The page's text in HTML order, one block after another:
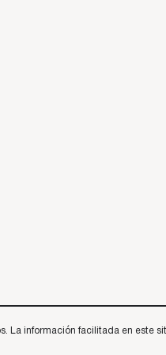
La información facilitada en este